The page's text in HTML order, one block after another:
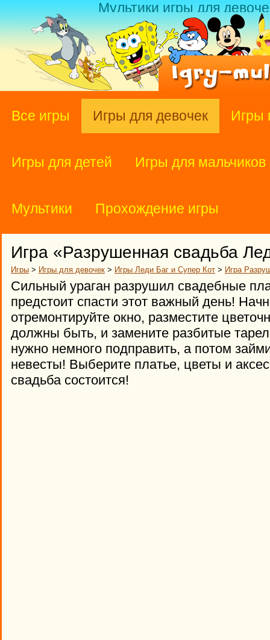
Мультики игры для
Все игры Игры для девочек Игры
Игры для детей Игры для мальчиков
Мультики Прохождение игры
Игра «Разрушенная свадьба
Игры > Игры для девочек > Игры Леди Баг и Супер Кот > Игра
Сильный ураган разрушил свадебные
предстоит спасти этот важный день!
отремонтируйте окно, разместите
должны быть, и замените разбитые
нужно немного подправить, а потом
невесты! Выберите платье, цветы и
свадьба состоится!